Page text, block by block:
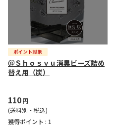
＠Ｓｈｏｓｙｕ消臭ビーズ詰め
替え用（炭）
110円
(送料別・税込)
獲得ポイント : 1